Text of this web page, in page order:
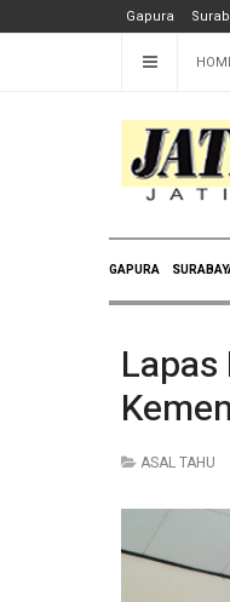
Gapura
GAPURA
ASAL TAHU